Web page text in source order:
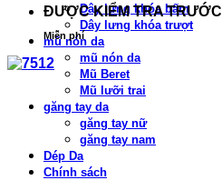
Dây lưng khóa bấm
Dây lưng khóa trượt
mũ nón da
mũ nón da
Mũ Beret
Mũ lưỡi trai
găng tay da
găng tay nữ
găng tay nam
Dép Da
Chính sách
ĐƯỢC KIỂM TRA TRƯỚC
Miễn phí